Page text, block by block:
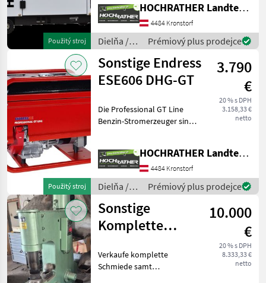
Použitý stroj
ist ein leistungsstarker,
besonders leiser
Stromerzeuger mit
Dieselmot
HOCHRATHER Landtechnik GmbH
4484 Kronstorf
Dielňa /
Sonstige
Prémiový plus prodejce
Použitý stroj
Sonstige Endress
ESE606 DHG-GT
3.790
€
20 % s DPH
3.158,33 €
netto
Die Professional GT Line
Benzin-Stromerzeuger sind
ausgestattet und eignen
sich für den Einsatz von
Baugeräten, Elektrowerk
HOCHRATHER Landtechnik GmbH
4484 Kronstorf
Dielňa /
Sonstige
Prémiový plus prodejce
Sonstige
Komplette
10.000
€
20 % s DPH
8.333,33 €
netto
Verkaufe komplette
Schmiede samt